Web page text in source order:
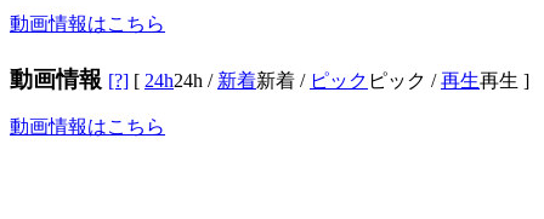
動画情報はこちら
動画情報 [?] [ 24h24h / 新着新着 / ピック ピック /再生再生 ]
動画情報はこちら